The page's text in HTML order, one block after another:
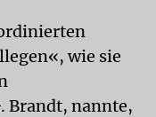
wie sie
Brandt, nannte,